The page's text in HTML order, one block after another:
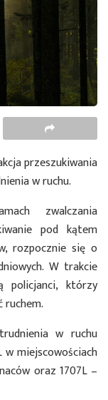
przeszukiwania
w ruchu.
zwalczania
pod kątem
rozpocznie się o
W trakcie
policjanci, którzy
ruchem.
w ruchu
w miejscowościach
oraz 1707L –